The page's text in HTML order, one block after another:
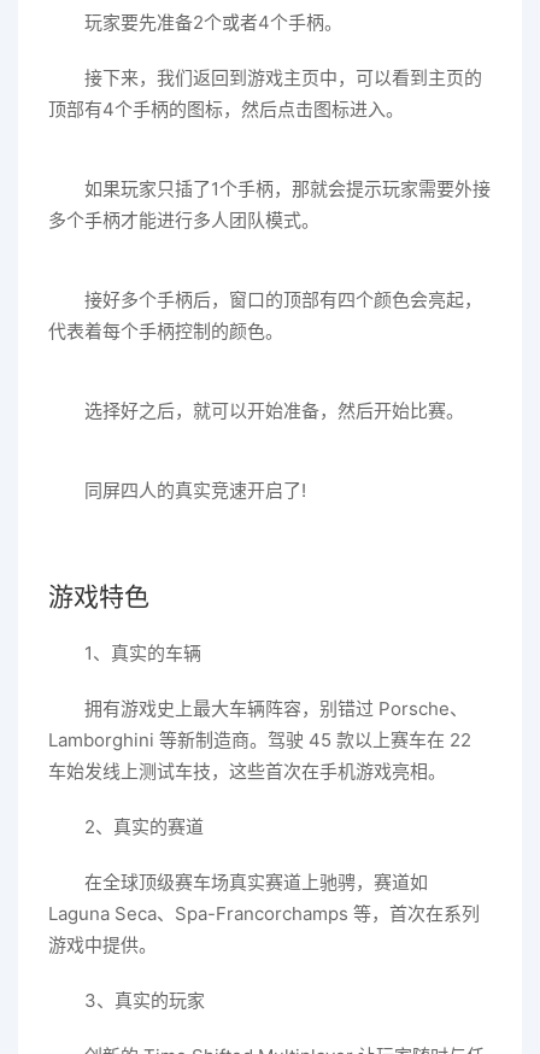
玩家要先准备2个或者4个手柄。
接下来，我们返回到游戏主页中，可以看到主页的
顶部有4个手柄的图标，然后点击图标进入。
如果玩家只插了1个手柄，那就会提示玩家需要外接
多个手柄才能进行多人团队模式。
接好多个手柄后，窗口的顶部有四个颜色会亮起，
代表着每个手柄控制的颜色。
选择好之后，就可以开始准备，然后开始比赛。
同屏四人的真实竞速开启了!
游戏特色
1、真实的车辆
拥有游戏史上最大车辆阵容，别错过 Porsche、
Lamborghini 等新制造商。驾驶 45 款以上赛车在 22
车始发线上测试车技，这些首次在手机游戏亮相。
2、真实的赛道
在全球顶级赛车场真实赛道上驰骋，赛道如
Laguna Seca、Spa-Francorchamps 等，首次在系列
游戏中提供。
3、真实的玩家